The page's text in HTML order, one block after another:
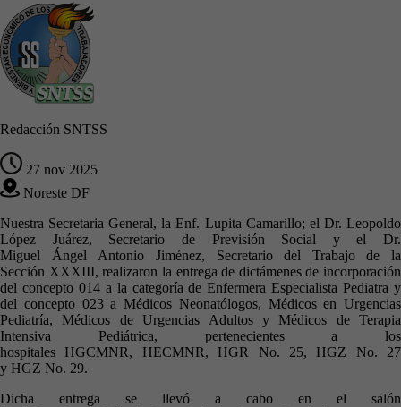
Redacción SNTSS
27 nov 2025
Noreste DF
Nuestra Secretaria General, la Enf. Lupita Camarillo; el Dr. Leopoldo
López Juárez, Secretario de Previsión Social y el Dr.
Miguel Ángel Antonio Jiménez, Secretario del Trabajo de la
Sección XXXIII, realizaron la entrega de dictámenes de incorporación
del concepto 014 a la categoría de Enfermera Especialista Pediatra y
del concepto 023 a Médicos Neonatólogos, Médicos en Urgencias
Pediatría, Médicos de Urgencias Adultos y Médicos de Terapia
Intensiva Pediátrica, pertenecientes a los
hospitales HGCMNR, HECMNR, HGR No. 25, HGZ No. 27
y HGZ No. 29.
Dicha entrega se llevó a cabo en el salón